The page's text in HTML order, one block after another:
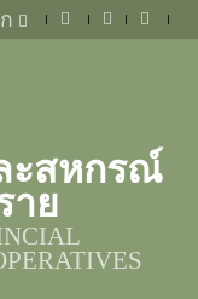
ก
ะสหกรณ์
าย